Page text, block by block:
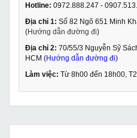
Hotline: 0972.888.247 -
Địa chỉ 1: Số 82 Ngõ 651 Minh
(Hướng dẫn đường đi)
Địa chỉ 2: 70/55/3 Nguyễn Sỹ
HCM (Hướng dẫn đường đi)
Làm việc: Từ 8h00 đến 18h00,